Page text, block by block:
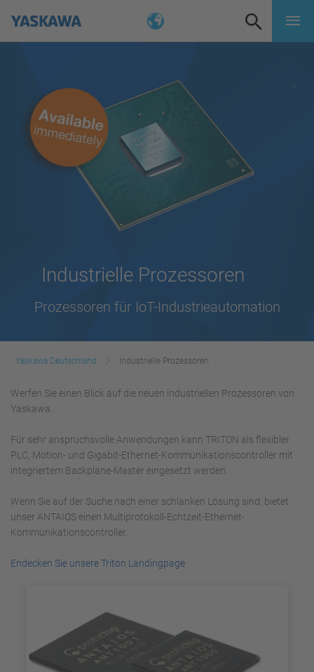
Industrielle Prozessoren
Prozessoren für IoT-Industrieautomation
Yaskawa Deutschland Industrielle Prozessoren
Werfen Sie einen Blick auf die neuen industriellen Prozessoren von
Yaskawa.
Für sehr anspruchsvolle Anwendungen kann TRITON als flexibler
PLC, Motion- und Gigabit-Ethernet-Kommunikationscontroller mit
integriertem Backplane-Master eingesetzt werden.
Wenn Sie auf der Suche nach einer schlanken Lösung sind, bietet
unser ANTAIOS einen Multiprotokoll-Echtzeit-Ethernet-
Kommunikationscontroller.
Endecken Sie unsere Triton Landingpage